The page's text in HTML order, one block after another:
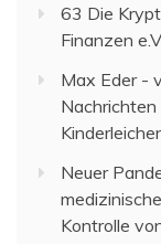
63 Die
Finanzen e.V.
Max Eder -
Nachrichten
Neuer
Kontrolle